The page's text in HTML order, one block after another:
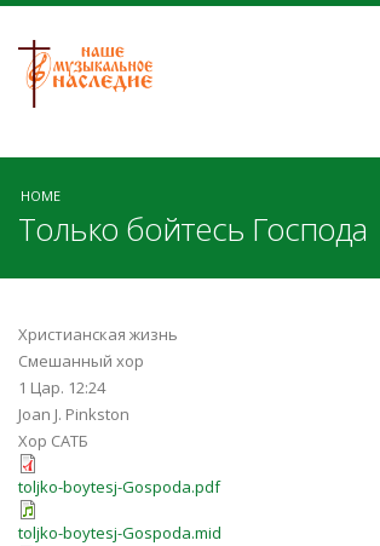
HOME
Только бойтесь Господа
Христианская жизнь
Смешанный хор
1 Цар. 12:24
Joan J. Pinkston
Хор САТБ
toljko-boytesj-Gospoda.pdf
toljko-boytesj-Gospoda.mid